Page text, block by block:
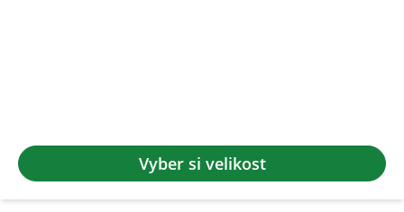
Vyber si velikost